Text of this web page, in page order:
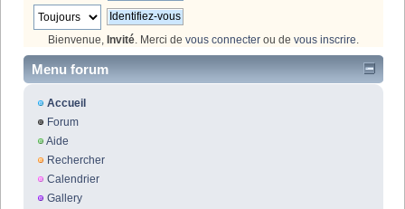
Bienvenue, Invité. Merci de vous connecter ou de vous inscrire.
Menu forum
Accueil
Forum
Aide
Rechercher
Calendrier
Gallery